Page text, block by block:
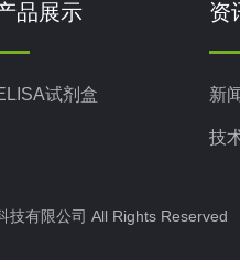
品展示
试剂盒
资
新
技
技有限公司 All Rights